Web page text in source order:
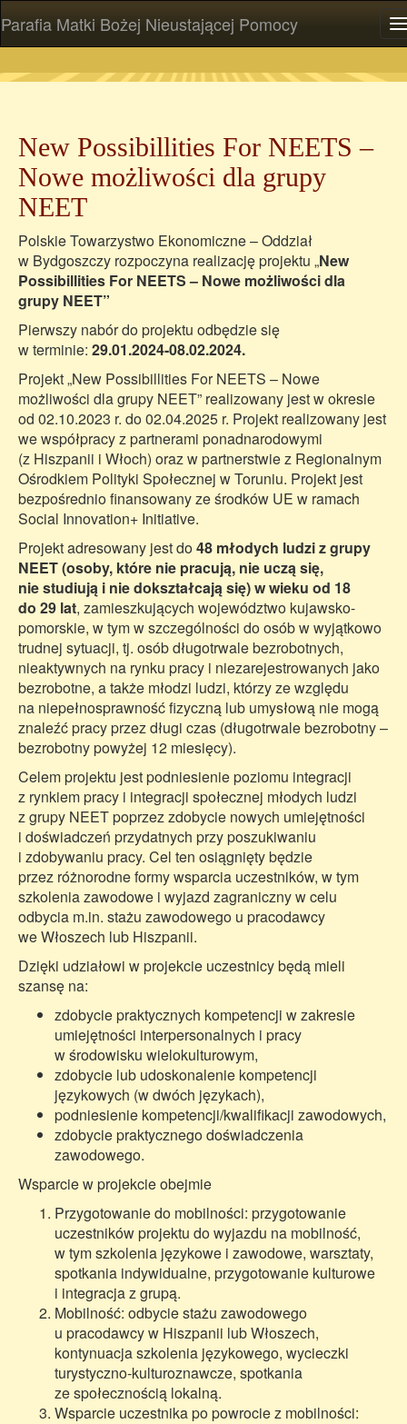
Parafia Matki Bożej Nieustającej Pomocy
New Possibillities For NEETS –
Nowe możliwości dla grupy
NEET
Polskie Towarzystwo Ekonomiczne – Oddział
w Bydgoszczy rozpoczyna realizację projektu „New
Possibillities For NEETS – Nowe możliwości dla
grupy NEET”
Pierwszy nabór do projektu odbędzie się
w terminie: 29.01.2024-08.02.2024.
Projekt „New Possibillities For NEETS – Nowe
możliwości dla grupy NEET” realizowany jest w okresie
od 02.10.2023 r. do 02.04.2025 r. Projekt realizowany jest
we współpracy z partnerami ponadnarodowymi
(z Hiszpanii i Włoch) oraz w partnerstwie z Regionalnym
Ośrodkiem Polityki Społecznej w Toruniu. Projekt jest
bezpośrednio finansowany ze środków UE w ramach
Social Innovation+ Initiative.
Projekt adresowany jest do48 młodych ludzi z grupy
NEET (osoby, które nie pracują, nie uczą się,
nie studiują i nie dokształcają się) w wieku od 18
do 29 lat, zamieszkujących województwo kujawsko-
pomorskie, w tym w szczególności do osób w wyjątkowo
trudnej sytuacji, tj. osób długotrwale bezrobotnych,
nieaktywnych na rynku pracy i niezarejestrowanych jako
bezrobotne, a także młodzi ludzi, którzy ze względu
na niepełnosprawność fizyczną lub umysłową nie mogą
znaleźć pracy przez długi czas (długotrwale bezrobotny –
bezrobotny powyżej 12 miesięcy).
Celem projektu jest podniesienie poziomu integracji
z rynkiem pracy i integracji społecznej młodych ludzi
z grupy NEET poprzez zdobycie nowych umiejętności
i doświadczeń przydatnych przy poszukiwaniu
i zdobywaniu pracy. Cel ten osiągnięty będzie
przez różnorodne formy wsparcia uczestników, w tym
szkolenia zawodowe i wyjazd zagraniczny w celu
odbycia m.in. stażu zawodowego u pracodawcy
we Włoszech lub Hiszpanii.
Dzięki udziałowi w projekcie uczestnicy będą mieli
szansę na:
zdobycie praktycznych kompetencji w zakresie
umiejętności interpersonalnych i pracy
w środowisku wielokulturowym,
zdobycie lub udoskonalenie kompetencji
językowych (w dwóch językach),
podniesienie kompetencji/kwalifikacji zawodowych,
zdobycie praktycznego doświadczenia
zawodowego.
Wsparcie w projekcie obejmie
Przygotowanie do mobilności: przygotowanie
uczestników projektu do wyjazdu na mobilność,
w tym szkolenia językowe i zawodowe, warsztaty,
spotkania indywidualne, przygotowanie kulturowe
i integracja z grupą.
Mobilność: odbycie stażu zawodowego
u pracodawcy w Hiszpanii lub Włoszech,
kontynuacja szkolenia językowego, wycieczki
turystyczno-kulturoznawcze, spotkania
ze społecznością lokalną.
Wsparcie uczestnika po powrocie z mobilności: